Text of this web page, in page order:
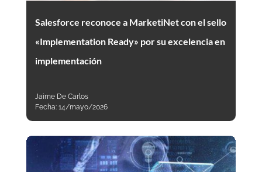
Salesforce reconoce a MarketiNet con el sello
«Implementation Ready» por su excelencia en
implementación
Jaime De Carlos
Fecha: 14/mayo/2026